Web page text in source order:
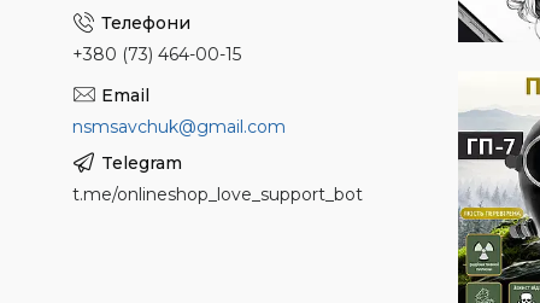
+380 (73) 464-00-15
nsmsavchuk@gmail.com
t.me/onlineshop_love_support_bot